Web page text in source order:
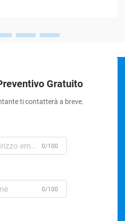
Gratuito
ti contatterà a breve.
0/100
0/100